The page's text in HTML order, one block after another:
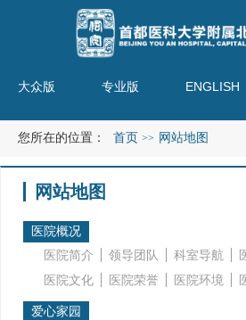
大众版 专业版 ENGLISH
您所在的位置： 首页 >> 网站地图
网站地图
医院概况
医院简介
领导团队 科室导航
医院文化
医院荣誉 医院环境
爱心家园